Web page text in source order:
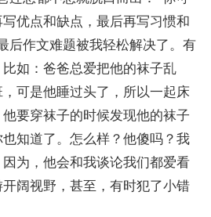
优点和缺点，最后再写习惯和
后作文难题被我轻松解决了。有
如：爸爸总爱把他的袜子乱
可是他睡过头了，所以一起床
要穿袜子的时候发现他的袜子
知道了。怎么样？他傻吗？我
为，他会和我谈论我们都爱看
阔视野，甚至，有时犯了小错